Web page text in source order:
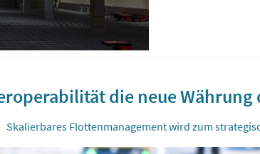
die neue
Skalierbares Flottenmanagement wird zum